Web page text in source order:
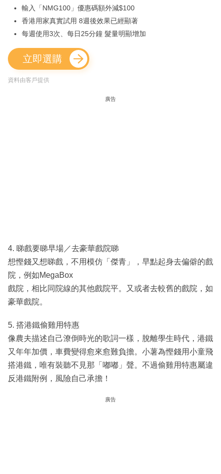
輸入「NMG100」優惠碼額外減$100
香港用家真實試用 8週後效果已經顯著
每週使用3次、每日25分鐘 髮量明顯增加
立即選購
資料由客戶提供
廣告
4. 睇戲要睇早場／去豪華戲院睇
想慳錢又想睇戲，不用模仿「傑青」，早點起身去偏僻的戲
院，例如MegaBox
戲院，相比同院線的其他戲院平。又或者去較舊的戲院，如
豪華戲院。
5. 搭港鐵偷雞用特惠
像農夫描述自己潦倒時光的歌詞一樣，脫離學生時代，港鐵
又年年加價，車費變得愈來愈難負擔。小薯為慳錢用小童飛
搭港鐵，唯有裝聽不見那「嘟嘟」聲。不過偷雞用特惠屬違
反港鐵附例，風險自己承擔！
廣告